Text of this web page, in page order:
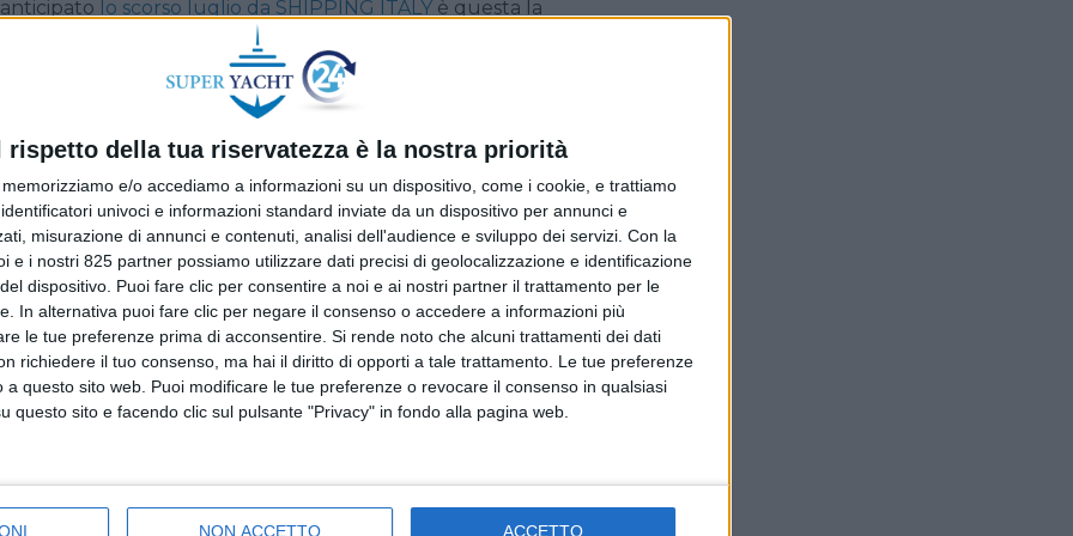
rispetto della tua riservatezza è la nostra priorità
memorizziamo e/o accediamo a informazioni su un dispositivo, come i cookie, e trattiamo
univoci e informazioni standard inviate da un dispositivo per annunci e
misurazione di annunci e contenuti, analisi dell'audience e sviluppo dei servizi. Con la
e i nostri 825 partner possiamo utilizzare dati precisi di geolocalizzazione e identificazione
dispositivo. Puoi fare clic per consentire a noi e ai nostri partner il trattamento per le
In alternativa puoi fare clic per negare il consenso o accedere a informazioni più
le tue preferenze prima di acconsentire. Si rende noto che alcuni trattamenti dei dati
richiedere il tuo consenso, ma hai il diritto di opporti a tale trattamento. Le tue preferenze
a questo sito web. Puoi modificare le tue preferenze o revocare il consenso in qualsiasi
questo sito e facendo clic sul pulsante "Privacy" in fondo alla pagina web.
NON ACCETTO ACCETTO
lo scorso luglio da SHIPPING ITALY è questa la
al gruppo navalmeccanico italiano una prima
produttivo di Ancona. L’accordo comprende
due navi a fronte di un investimento complessivo pari a
per l’artigianalità, un servizio personalizzato e
a tutti gli ospiti che vogliano assecondare il loro amore per i
viaggi in mare”.
o meglio sul primo Four Seasons Yacht, attualmente in
salperà entro fine 2025: sarà lungo 207 metri e largo 27
nei minimi dettagli e la costruzione di ogni suite costerà
spazio abitativo in più per ospite rispetto a quello
privacy e flessibilità in un ambiente residenziale.
risultano simili a ville, con finestre a tutta altezza che
ad ampie terrazze. Le grandi dimensioni sia dello
di soffitti altri 2,4 metri consentiranno agli ospiti un